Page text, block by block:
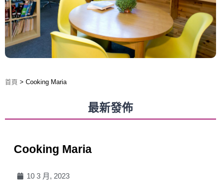
首頁 > Cooking Maria
最新發佈
Cooking Maria
10 3 月, 2023